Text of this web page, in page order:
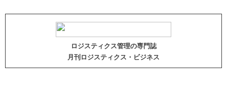
ロジスティクス管理の専門誌
月刊ロジスティクス・ビジネス